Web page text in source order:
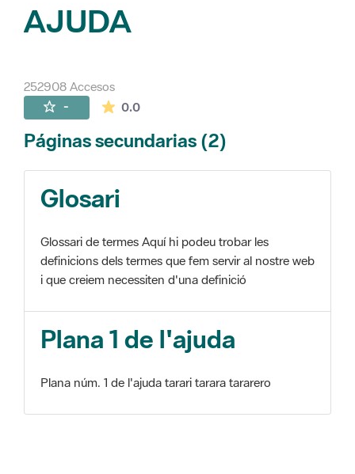
AJUDA
252908 Accesos
- 0.0La valoración media es de 0 estrellas de
Páginas secundarias (2)
Glosari
Glossari de termes Aquí hi podeu trobar les
definicions dels termes que fem servir al nostre web
i que creiem necessiten d'una definició
Plana 1 de l'ajuda
Plana núm. 1 de l'ajuda tarari tarara tararero